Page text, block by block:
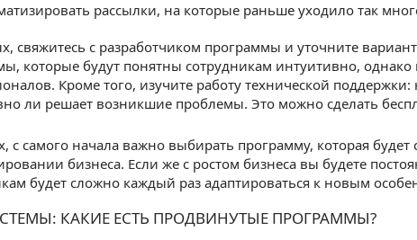
рассылки, на которые раньше уходило так
свяжитесь с разработчиком программы и уточните
которые будут понятны сотрудникам интуитивно,
Кроме того, изучите работу технической
ли решает возникшие проблемы. Это можно сделать
с самого начала важно выбирать программу, которая
бизнеса. Если же с ростом бизнеса вы будете
будет сложно каждый раз адаптироваться к новым
КАКИЕ ЕСТЬ ПРОДВИНУТЫЕ ПРОГРАММЫ?